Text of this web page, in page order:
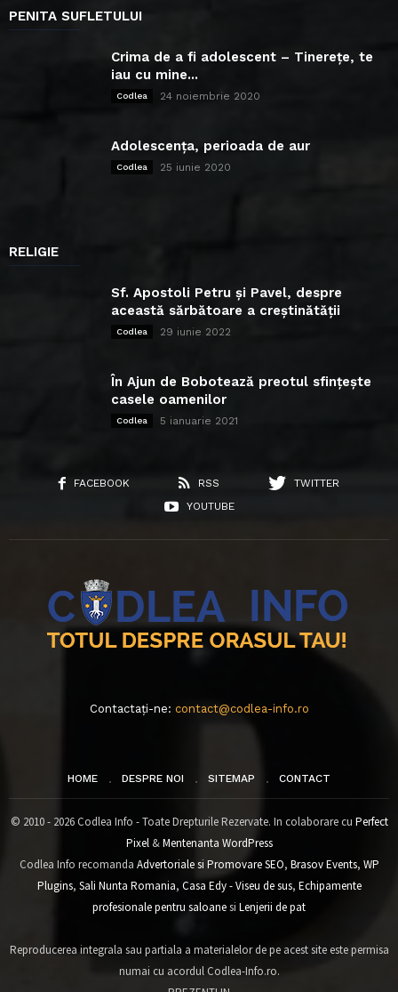
PENITA SUFLETULUI
Crima de a fi adolescent – Tinerețe, te
iau cu mine...
Codlea 24 noiembrie 2020
Adolescența, perioada de aur
Codlea 25 iunie 2020
RELIGIE
Sf. Apostoli Petru și Pavel, despre
această sărbătoare a creștinătății
Codlea 29 iunie 2022
În Ajun de Bobotează preotul sfințește
casele oamenilor
Codlea 5 ianuarie 2021
FACEBOOK RSS
TWITTER
YOUTUBE
Contactați-ne: contact@codlea-info.ro
HOME DESPRE NOI SITEMAP CONTACT
© 2010 - 2026 Codlea Info - Toate Drepturile Rezervate. In colaborare cu Perfect
Pixel&Mentenanta WordPress
Codlea Info recomanda Advertoriale si Promovare SEO, Brasov Events, WP
Plugins, Sali Nunta Romania, Casa Edy - Viseu de sus, Echipamente
profesionale pentru saloanesi Lenjerii de pat
Reproducerea integrala sau partiala a materialelor de pe acest site este permisa
numai cu acordul Codlea-Info.ro.